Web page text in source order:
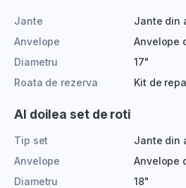
Jante
Jante din
Anvelope
Anvelope
Diametru
17"
Roata de rezerva
Kit de
Al doilea set de roti
Tip set
Jante din
Anvelope
Anvelope
Diametru
18"